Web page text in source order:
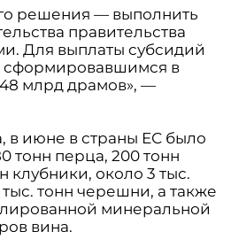
решения — выполнить
правительства
Для выплаты субсидий
сформировавшимся в
млрд драмов», —
в июне в страны ЕС было
тонн перца, 200 тонн
клубники, около 3 тыс.
тыс. тонн черешни, а также
минеральной
вина.